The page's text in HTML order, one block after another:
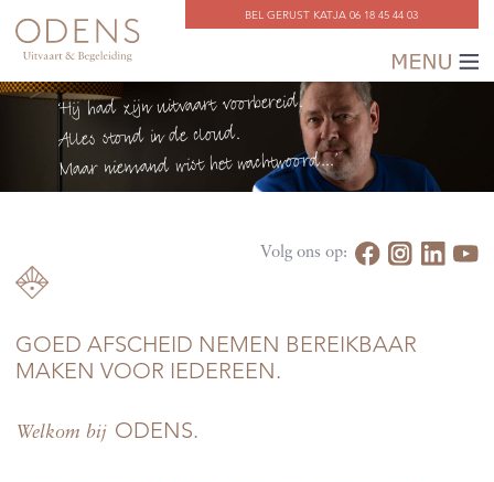
BEL GERUST KATJA06 18 45 44 03
‘Hij had zijn uitvaart voorbereid.
Alles stond in de cloud.
Maar niemand wist het wachtwoord...’
GOED AFSCHEID NEMEN BEREIKBAAR
MAKEN VOOR IEDEREEN.
Welkom bij ODENS.